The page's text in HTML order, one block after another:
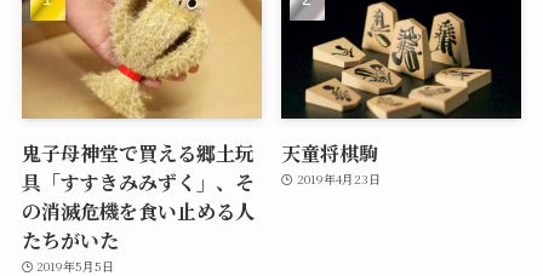
鬼子母神堂で買える郷土玩
具「すすきみみずく」、そ
の消滅危機を食い止める人
たちがいた
2019年5月5日
天童将棋駒
2019年4月23日